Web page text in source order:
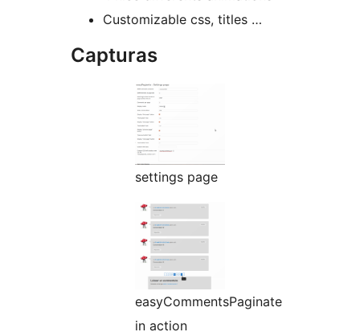
Customizable css, titles …
Capturas
settings page
easyCommentsPaginate
in action